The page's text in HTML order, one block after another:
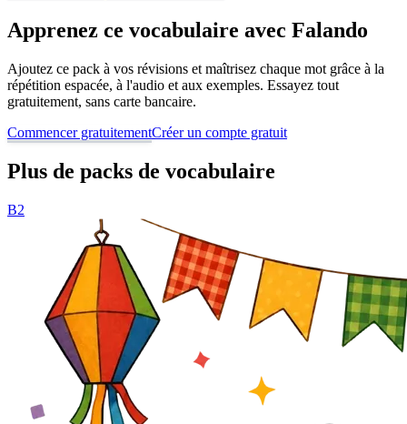
Apprenez ce vocabulaire avec Falando
Ajoutez ce pack à vos révisions et maîtrisez chaque mot grâce à la
répétition espacée, à l'audio et aux exemples. Essayez tout
gratuitement, sans carte bancaire.
Commencer gratuitementCréer un compte gratuit
Plus de packs de vocabulaire
B2